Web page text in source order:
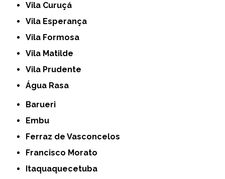
Vila Curuçá
Vila Esperança
Vila Formosa
Vila Matilde
Vila Prudente
Água Rasa
Barueri
Embu
Ferraz de Vasconcelos
Francisco Morato
Itaquaquecetuba